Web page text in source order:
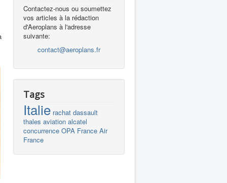
Contactez-nous ou soumettez
vos articles à la rédaction
d'Aeroplans à l'adresse
suivante:
contact@aeroplans.fr
Tags
Italie rachat dassault
thales aviation alcatel
concurrence OPA France Air
France